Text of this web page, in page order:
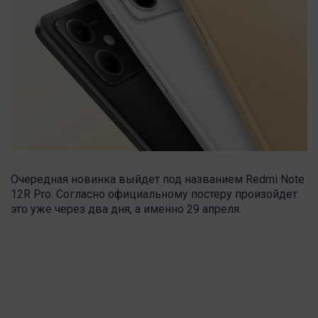
Очередная новинка выйдет под названием Redmi Note
12R Pro. Согласно официальному постеру произойдет
это уже через два дня, а именно 29 апреля.